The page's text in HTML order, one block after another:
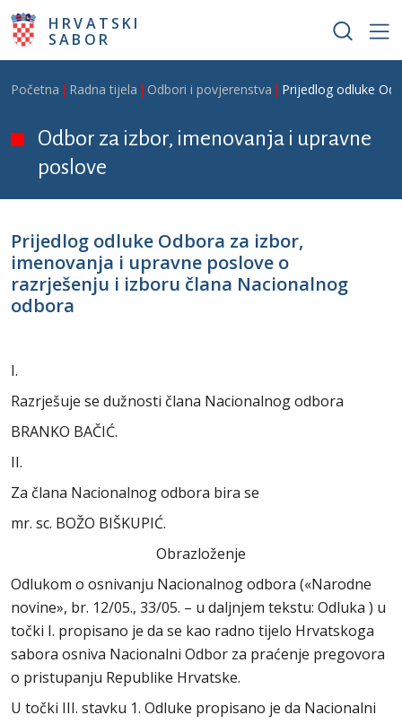
Skoči na glavni sadržaj
HRVATSKI
SABOR
Breadcrumb
Početna Radna tijela Odbori i povjerenstva Prijedlog odluke
Odbor za izbor, imenovanja i upravne
poslove
Prijedlog odluke Odbora za izbor,
imenovanja i upravne poslove o
razrješenju i izboru člana Nacionalnog
odbora
I.
Razrješuje se dužnosti člana Nacionalnog odbora
BRANKO BAČIĆ.
II.
Za člana Nacionalnog odbora bira se
mr. sc. BOŽO BIŠKUPIĆ.
Obrazloženje
Odlukom o osnivanju Nacionalnog odbora («Narodne
novine», br. 12/05., 33/05. – u daljnjem tekstu: Odluka ) u
točki I. propisano je da se kao radno tijelo Hrvatskoga
sabora osniva Nacionalni Odbor za praćenje pregovora
o pristupanju Republike Hrvatske.
U točki III. stavku 1. Odluke propisano je da Nacionalni